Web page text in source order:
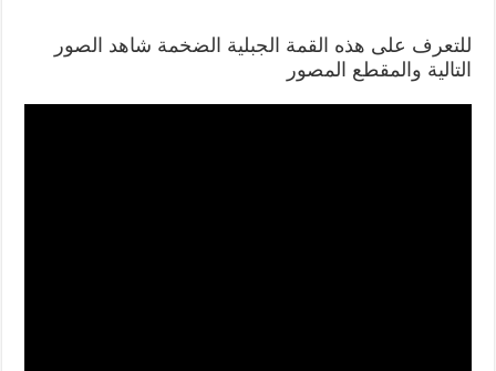
للتعرف على هذه القمة الجبلية الضخمة شاهد الصور
التالية والمقطع المصور